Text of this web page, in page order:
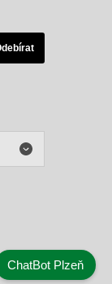
ChatBot Plzeň